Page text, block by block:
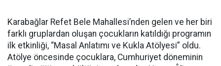
Karabağlar Refet Bele Mahallesi’nden gelen ve her biri
farklı gruplardan oluşan çocukların katıldığı programın
ilk etkinliği, “Masal Anlatımı ve Kukla Atölyesi” oldu.
Atölye öncesinde çocuklara, Cumhuriyet döneminin